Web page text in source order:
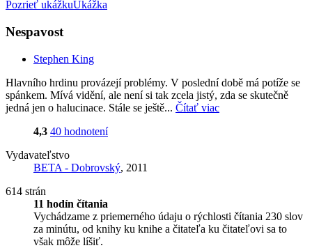
Pozrieť ukážkuUkážka
Nespavost
Stephen King
Hlavního hrdinu provázejí problémy. V poslední době má potíže se
spánkem. Mívá vidění, ale není si tak zcela jistý, zda se skutečně
jedná jen o halucinace. Stále se ještě... Čítať viac
4,3 40 hodnotení
Vydavateľstvo
BETA - Dobrovský, 2011
614 strán
11 hodín čítania
Vychádzame z priemerného údaju o rýchlosti čítania 230 slov
za minútu, od knihy ku knihe a čitateľa ku čitateľovi sa to
však môže líšiť.